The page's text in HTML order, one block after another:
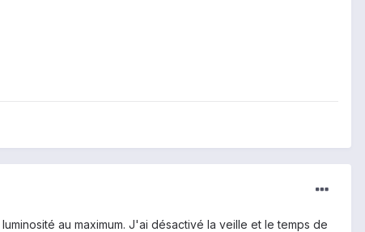
au maximum. J'ai désactivé la veille et le temps de